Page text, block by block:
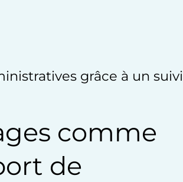
grâce à un suivi
comme
de